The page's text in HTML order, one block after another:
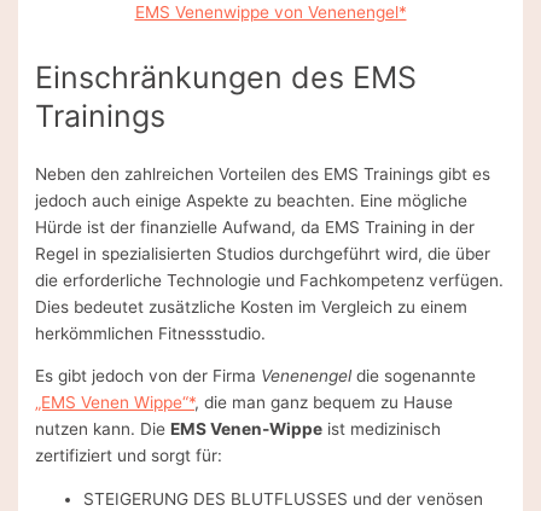
EMS Venenwippe von Venenengel*
Einschränkungen des EMS
Trainings
Neben den zahlreichen Vorteilen des EMS Trainings gibt es
jedoch auch einige Aspekte zu beachten. Eine mögliche
Hürde ist der finanzielle Aufwand, da EMS Training in der
Regel in spezialisierten Studios durchgeführt wird, die über
die erforderliche Technologie und Fachkompetenz verfügen.
Dies bedeutet zusätzliche Kosten im Vergleich zu einem
herkömmlichen Fitnessstudio.
Es gibt jedoch von der Firma Venenengeldie sogenannte
„EMS Venen Wippe“*, die man ganz bequem zu Hause
nutzen kann. DieEMS Venen-Wippe ist medizinisch
zertifiziert und sorgt für:
STEIGERUNG DES BLUTFLUSSES und der venösen